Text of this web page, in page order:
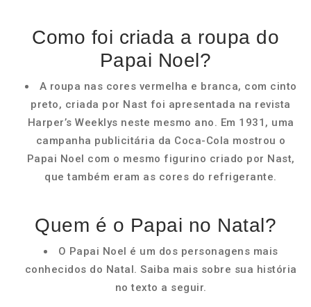
Como foi criada a roupa do
Papai Noel?
A roupa nas cores vermelha e branca, com cinto
preto, criada por Nast foi apresentada na revista
Harper’s Weeklys neste mesmo ano. Em 1931, uma
campanha publicitária da Coca-Cola mostrou o
Papai Noel com o mesmo figurino criado por Nast,
que também eram as cores do refrigerante.
Quem é o Papai no Natal?
O Papai Noel é um dos personagens mais
conhecidos do Natal. Saiba mais sobre sua história
no texto a seguir.